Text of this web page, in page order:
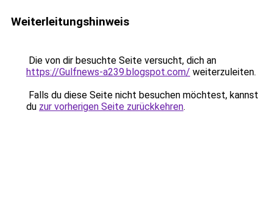
Weiterleitungshinweis
Die von dir besuchte Seite versucht, dich an
https://Gulfnews-a239.blogspot.com/ weiterzuleiten.
Falls du diese Seite nicht besuchen möchtest, kannst
du zur vorherigen Seite zurückkehren.